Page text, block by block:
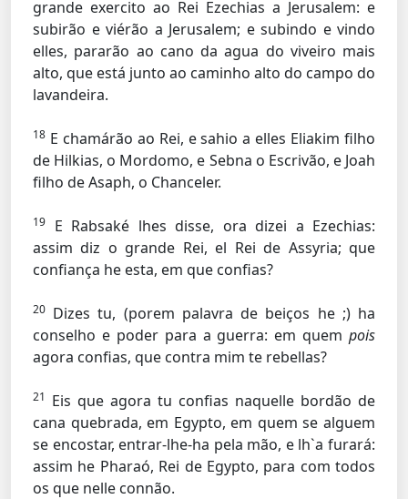
grande exercito ao Rei Ezechias a Jerusalem: e
subirão e viérão a Jerusalem; e subindo e vindo
elles, pararão ao cano da agua do viveiro mais
alto, que está junto ao caminho alto do campo do
lavandeira.
18 E chamárão ao Rei, e sahio a elles Eliakim filho
de Hilkias, o Mordomo, e Sebna o Escrivão, e Joah
filho de Asaph, o Chanceler.
19
E Rabsaké lhes disse, ora dizei a Ezechias:
assim diz o grande Rei, el Rei de Assyria; que
confiança he esta, em que confias?
20 Dizes tu, (porem palavra de beiços he ;) ha
conselho e poder para a guerra: em quem pois
agora confias, que contra mim te rebellas?
21 Eis que agora tu confias naquelle bordão de
cana quebrada, em Egypto, em quem se alguem
se encostar, entrar-lhe-ha pela mão, e lh`a furará:
assim he Pharaó, Rei de Egypto, para com todos
os que nelle connão.